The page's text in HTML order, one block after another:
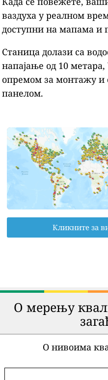
ваздуха у реалном
доступни на мапама и
Станица долази са
напајање од 10
опремом за монтажу
панелом.
Кликните за
О мерењу
О нивоима